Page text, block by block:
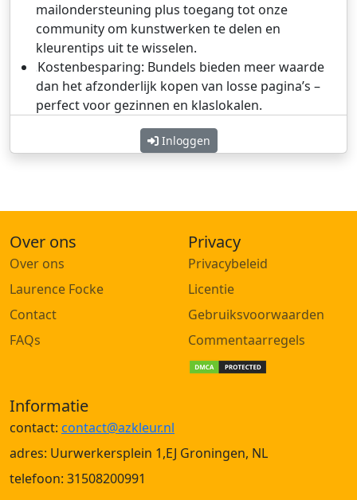
mailondersteuning plus toegang tot onze
community om kunstwerken te delen en
kleurentips uit te wisselen.
Kostenbesparing: Bundels bieden meer waarde
dan het afzonderlijk kopen van losse pagina’s –
perfect voor gezinnen en klaslokalen.
Inloggen
Over ons
Over ons
Laurence Focke
Contact
FAQs
Privacy
Privacybeleid
Licentie
Gebruiksvoorwaarden
Commentaarregels
Informatie
contact: contact@azkleur.nl
adres: Uurwerkersplein 1,EJ Groningen, NL
telefoon: 31508200991